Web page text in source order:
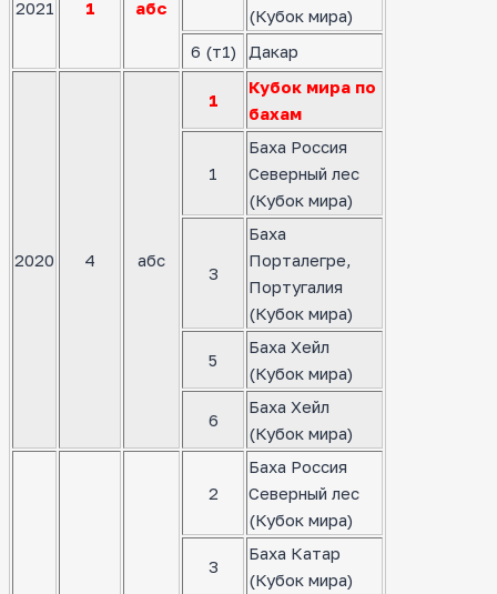
2021 1 абс
(Кубок мира)
6 (т1)
Дакар
2020 4 абс
1
Кубок мира по
бахам
1
Баха Россия
Северный лес
(Кубок мира)
3
Баха
Порталегре,
Португалия
(Кубок мира)
5
Баха Хейл
(Кубок мира)
6
Баха Хейл
(Кубок мира)
2
Баха Россия
Северный лес
(Кубок мира)
3
Баха Катар
(Кубок мира)